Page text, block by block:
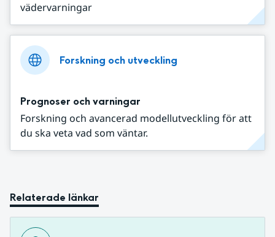
vädervarningar
Forskning och utveckling
Prognoser och varningar
Forskning och avancerad modellutveckling för att
du ska veta vad som väntar.
Relaterade länkar